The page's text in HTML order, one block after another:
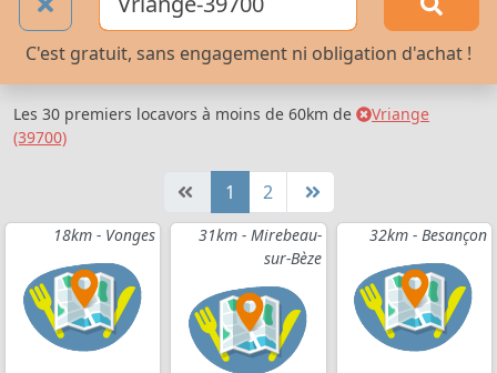
C'est gratuit, sans engagement ni obligation d'achat !
Les 30 premiers locavors à moins de 60km de
Vriange
(39700)
1 2
18km - Vonges
31km - Mirebeau-
sur-Bèze
32km - Besançon